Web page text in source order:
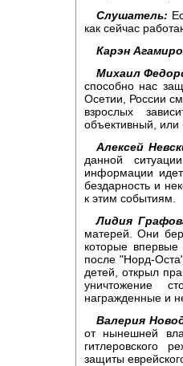
Слушатель:
как сейчас
Карэн
Михаил
способно нас
Осетии, России
взрослых
объективный, или
Алексей
данной
информации
бездарность и
к этим событиям.
Лидия
матерей. Они
которые
после "Норд-
детей, открыл
уничтожение
награжденные и
Валерия
от нынешней
гитлеровского
защиты